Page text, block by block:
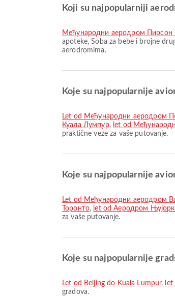
Koji su najpopularniji
Међународни аеродром Пирсон
apoteke, Soba za bebe i brojne
aerodromima.
Koje su najpopularnije
let od Међународни аеродром
Куала Лумпур, let od
praktične veze za vaše putovanje.
Koje su najpopularnije
let od Међународни аеродром
Торонто, let od Аеродром
za vaše putovanje.
Koje su najpopularnije
let od Beijing do Kuala Lumpur,
gradova.